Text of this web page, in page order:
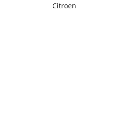
Citroen